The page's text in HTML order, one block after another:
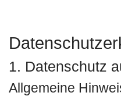
1. Datenschutz
Allgemeine